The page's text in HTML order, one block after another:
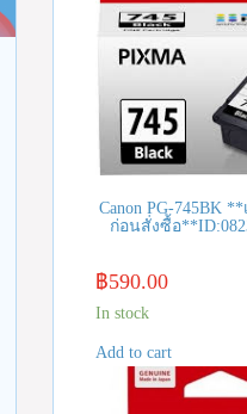
Canon PG-745BK
ก่อนสั่งซื้อ
฿590.00
In stock
Add to cart